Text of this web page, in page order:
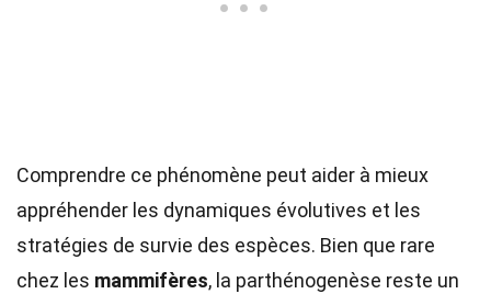
Comprendre ce phénomène peut aider à mieux
appréhender les dynamiques évolutives et les
stratégies de survie des espèces. Bien que rare
chez les mammifères, la parthénogenèse reste un